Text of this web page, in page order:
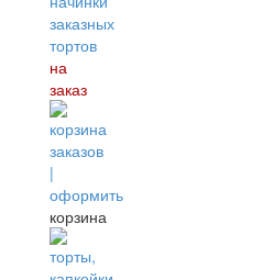
на
заказ
корзина